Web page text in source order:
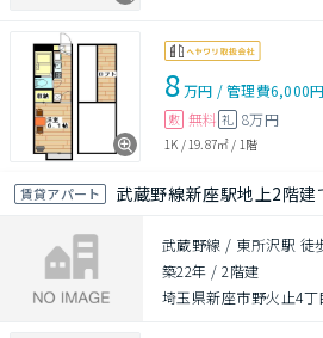
8万円 /管理費6,000円
敷 無料 礼 8万円
1K /19.87㎡ / 1階
賃貸アパート 武蔵野線新座駅地上2階建
武蔵野線 / 東所沢駅 徒
築22年 /2階建
埼玉県新座市野火止4丁